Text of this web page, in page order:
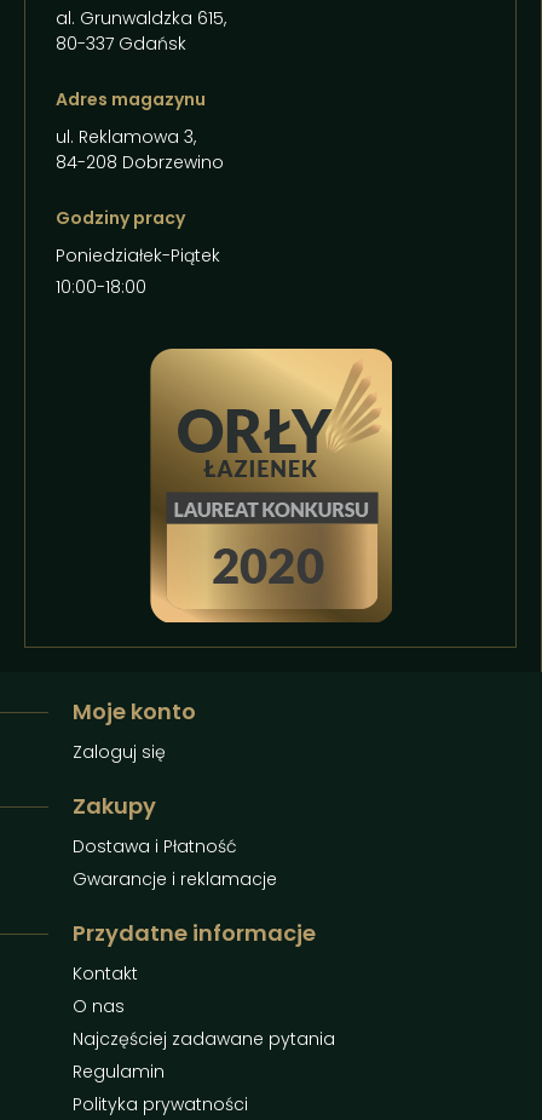
al. Grunwaldzka 615,
80-337 Gdańsk
Adres magazynu
ul. Reklamowa 3,
84-208 Dobrzewino
Godziny pracy
Poniedziałek-Piątek
10:00-18:00
Moje konto
Zaloguj się
Zakupy
Dostawa i Płatność
Gwarancje i reklamacje
Przydatne informacje
Kontakt
O nas
Najczęściej zadawane pytania
Regulamin
Polityka prywatności